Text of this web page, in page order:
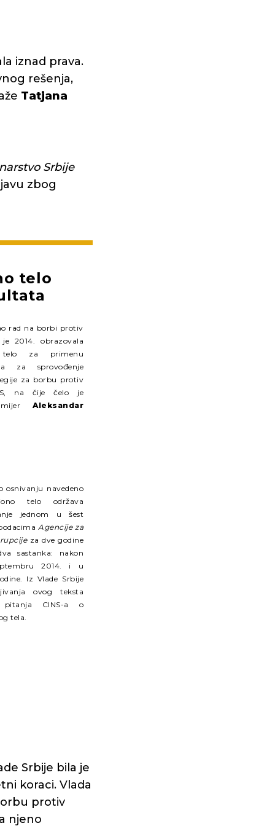
iznad prava.
rešenja,
Tatjana
Srbije
zbog
telo
rad na borbi protiv
2014. obrazovala
telo za primenu
za sprovođenje
za borbu protiv
na čije čelo je
Aleksandar
osnivanju navedeno
telo održava
jednom u šest
Agencije za
za dve godine
sastanka: nakon
2014. i u
Iz Vlade Srbije
ovog teksta
CINS-a o
tela.
Srbije bila je
koraci. Vlada
protiv
njeno